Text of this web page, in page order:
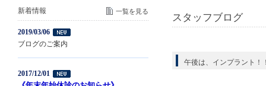
スタッフブログ
午後は、インプラント！
新着情報 一覧を見る
2019/03/06
ブログのご案内
2017/12/01